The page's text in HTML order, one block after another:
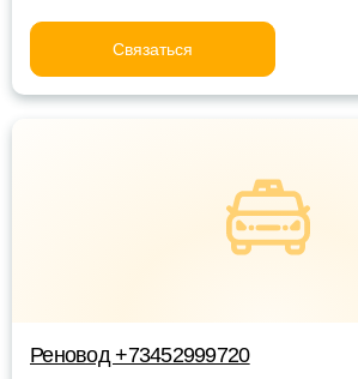
Связаться
Реновод +73452999720